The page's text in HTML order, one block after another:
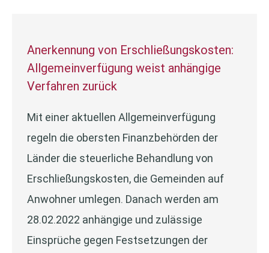
Anerkennung von Erschließungskosten:
Allgemeinverfügung weist anhängige
Verfahren zurück
Mit einer aktuellen Allgemeinverfügung
regeln die obersten Finanzbehörden der
Länder die steuerliche Behandlung von
Erschließungskosten, die Gemeinden auf
Anwohner umlegen. Danach werden am
28.02.2022 anhängige und zulässige
Einsprüche gegen Festsetzungen der